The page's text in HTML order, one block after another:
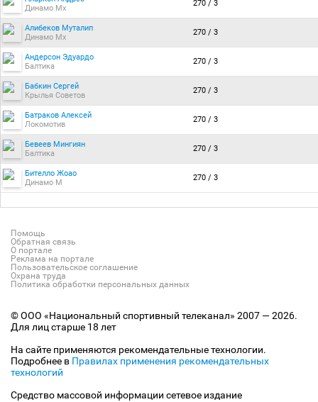
Динамо Мх
270 / 3
Алибеков Муталип
Динамо Мх
270 / 3
Андерсон Эдуардо
Балтика
270 / 3
Бабкин Сергей
Крылья Советов
270 / 3
Батраков Алексей
Локомотив
270 / 3
Бевеев Мингиян
Балтика
270 / 3
Бителло Жоао
Динамо М
270 / 3
Помощь
Обратная связь
О портале
Реклама на портале
Пользовательское соглашение
Охрана труда
Политика обработки персональных данных
© ООО «Национальный спортивный телеканал» 2007 — 2026.
Для лиц старше 18 лет
На сайте применяются рекомендательные технологии.
Подробнее в Правилах применения рекомендательных
технологий
Средство массовой информации сетевое издание